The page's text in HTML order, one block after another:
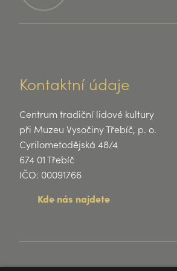
Kontaktní údaje
Centrum tradiční lidové kultury
při Muzeu Vysočiny Třebíč, p. o.
Cyrilometodějská 48/4
674 01 Třebíč
IČO: 00091766
Kde nás najdete